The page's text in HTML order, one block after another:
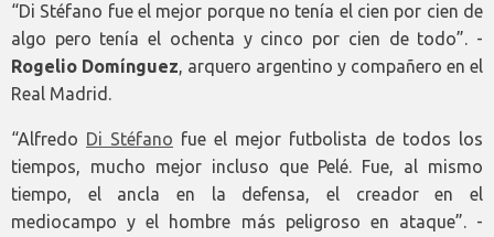
“Di Stéfano fue el mejor porque no tenía el cien por cien de
algo pero tenía el ochenta y cinco por cien de todo”. -
Rogelio Domínguez, arquero argentino y compañero en el
Real Madrid.
“Alfredo Di Stéfano fue el mejor futbolista de todos los
tiempos, mucho mejor incluso que Pelé. Fue, al mismo
tiempo, el ancla en la defensa, el creador en el
mediocampo y el hombre más peligroso en ataque”. -